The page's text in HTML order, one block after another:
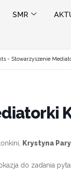
SMR
- Stowarzyszenie
Krystyna
do zadania